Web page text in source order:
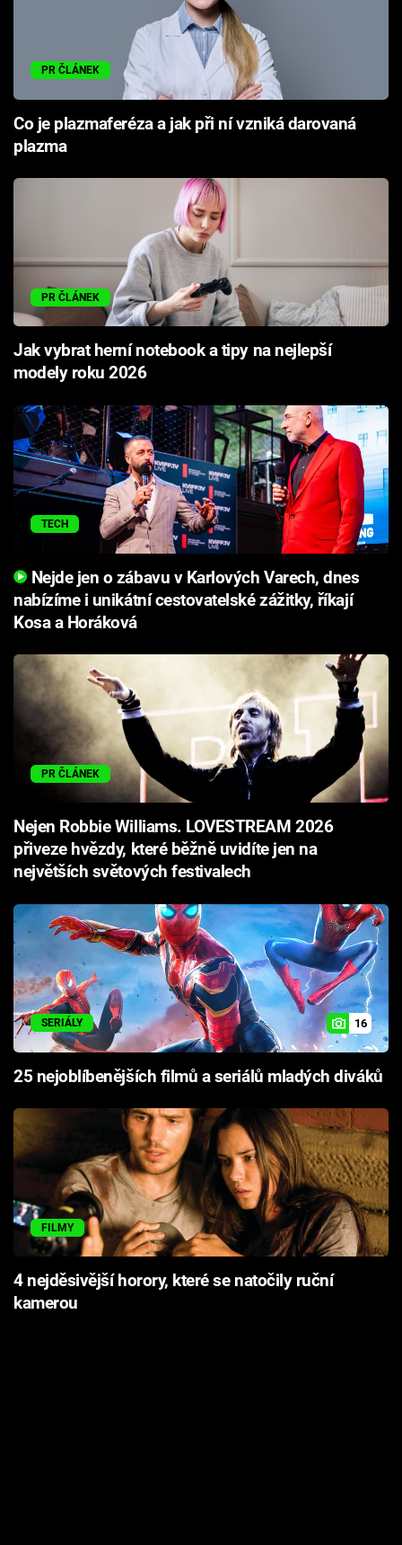
PR ČLÁNEK
Co je plazmaferéza a jak při ní vzniká darovaná
plazma
PR ČLÁNEK
Jak vybrat herní notebook a tipy na nejlepší
modely roku 2026
TECH
Nejde jen o zábavu v Karlových Varech, dnes
nabízíme i unikátní cestovatelské zážitky, říkají
Kosa a Horáková
PR ČLÁNEK
Nejen Robbie Williams. LOVESTREAM 2026
přiveze hvězdy, které běžně uvidíte jen na
největších světových festivalech
SERIÁLY 16
25 nejoblíbenějších filmů a seriálů mladých diváků
FILMY
4 nejděsivější horory, které se natočily ruční
kamerou